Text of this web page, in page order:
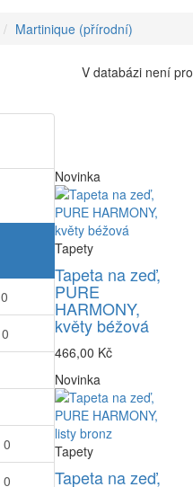
Martinique (přírodní)
0
0
0
0
V databázi není
Novinka
Tapety
Tapeta na zeď,
PURE
HARMONY,
květy béžová
466,00 Kč
Novinka
Tapety
Tapeta na zeď,